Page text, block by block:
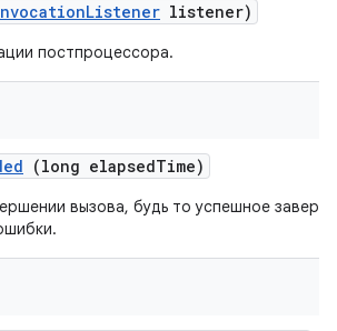
Listener listener)
постпроцессора.
(long elapsedTime)
вызова, будь то успешное